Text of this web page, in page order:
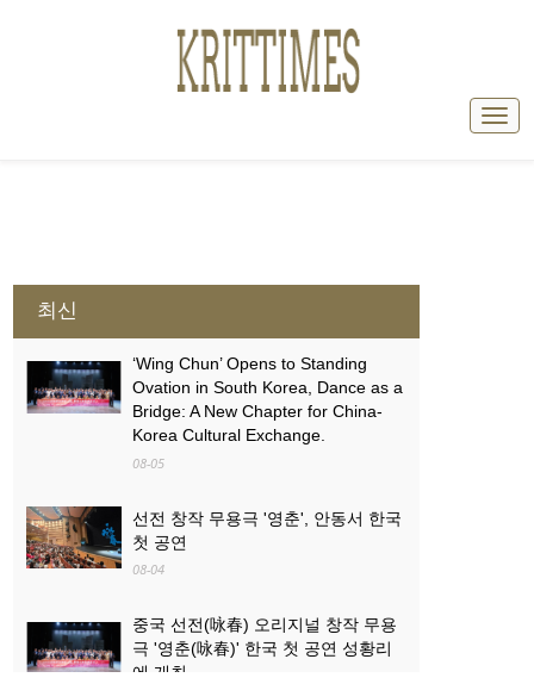
최신
‘Wing Chun’ Opens to Standing
Ovation in South Korea, Dance as a
Bridge: A New Chapter for China-
Korea Cultural Exchange.
08-05
선전 창작 무용극 '영춘', 안동서 한국
첫 공연
08-04
중국 선전(咏春) 오리지널 창작 무용
극 '영춘(咏春)' 한국 첫 공연 성황리
에 개최